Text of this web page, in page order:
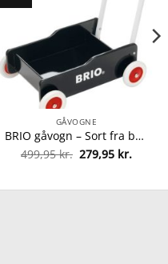
GÅVOGNE
BRIO gåvogn – Sort fra brio 7312350313512
499,95kr. Den
oprindelige
499,95 kr..
279,95 kr.